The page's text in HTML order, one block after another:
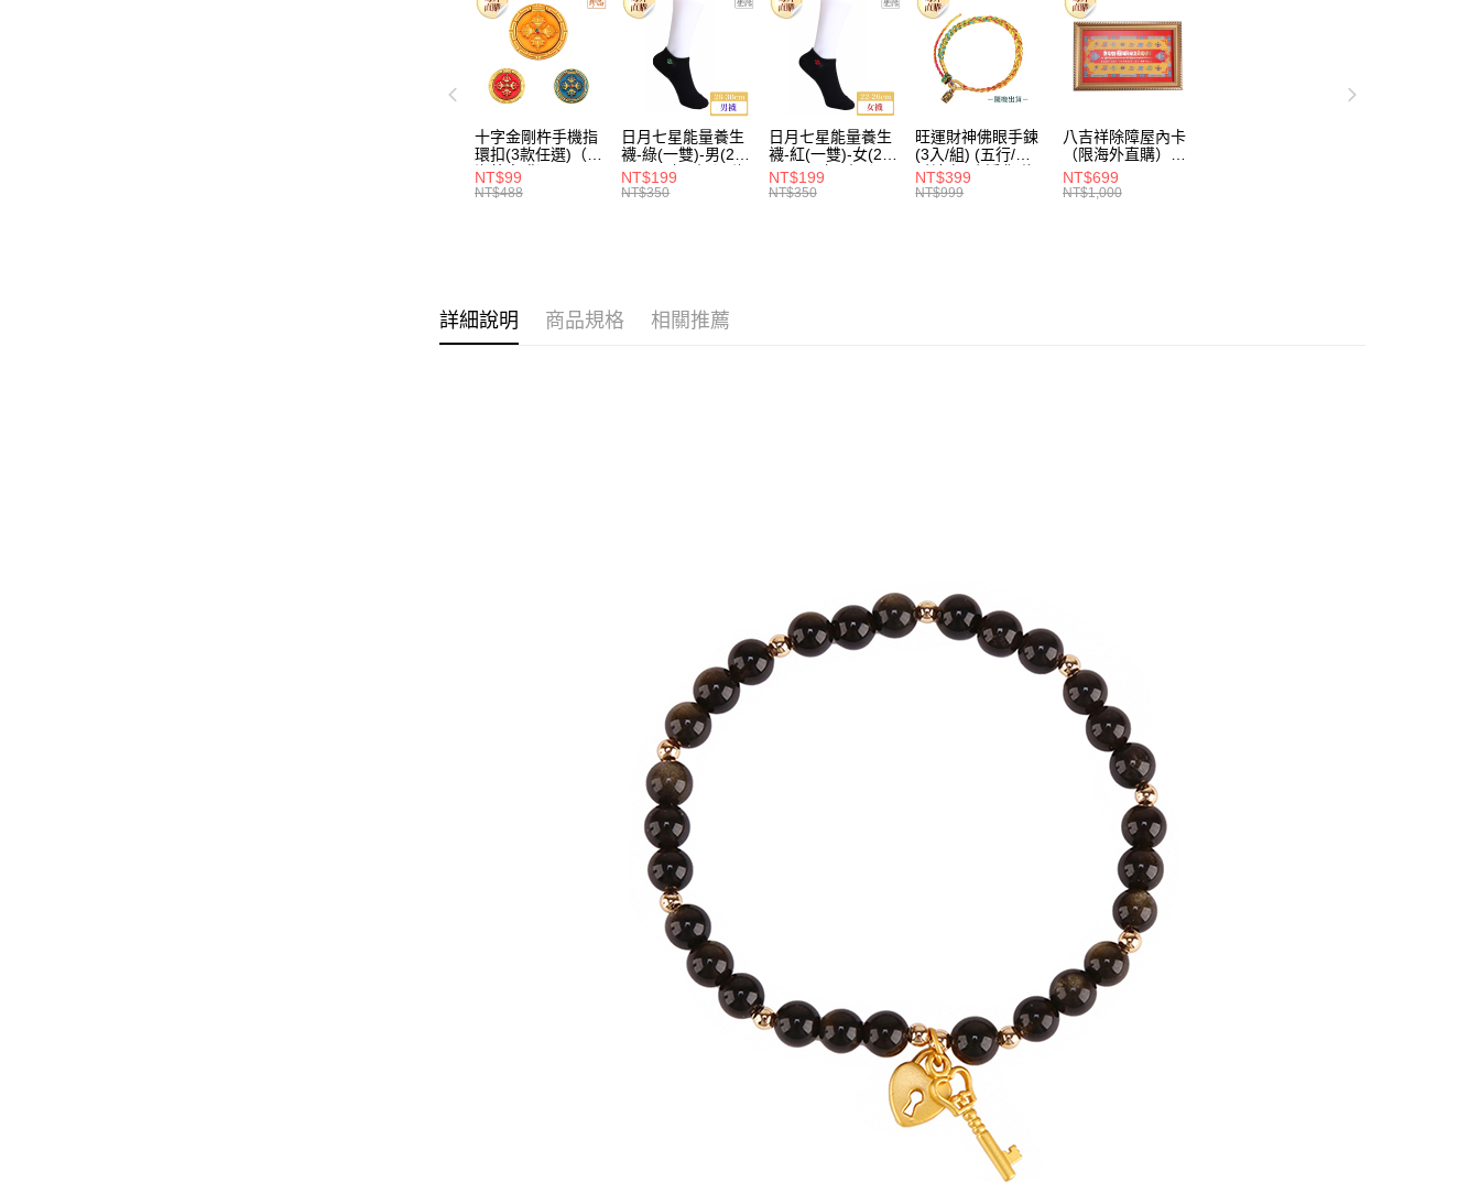
十字金剛杵手機指
環扣(3款任選)（限
海外直購）Ring
Holder
NT$99
NT$488
日月七星能量養生
襪-綠(一雙)-男(26-
30cm)-船型（限海
外直購）Socks
NT$199
NT$350
日月七星能量養生
襪-紅(一雙)-女(22-
26cm) -船型 （限
海外直購）Socks
NT$199
NT$350
旺運財神佛眼手鍊
(3入/組) (五行/黃
財神/招財/淨化磁
場) (限海外直購)
NT$399
NT$999
八吉祥除障屋內卡
（限海外直購）
Ornament
NT$699
NT$1,000
詳細說明 商品規格 相關推薦